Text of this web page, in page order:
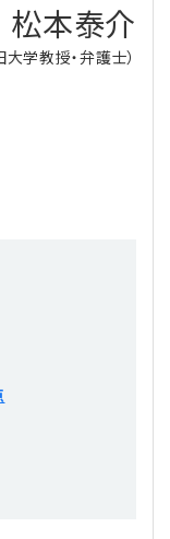
活用戦略
略
指摘事項
松本泰介
学教授・弁護士）